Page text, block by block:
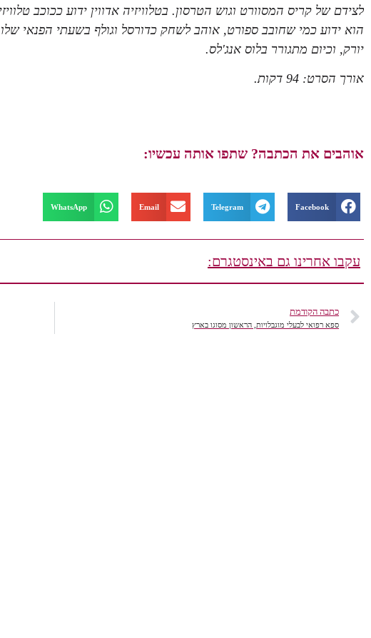
לצידם של קריס המסוורט וגוש הטרסון. בטלוויזיה אדווין ידוע ככוכב
הוא ידוע כמי שחובב ספורט, אוהב לשחק כדורסל וגולף בשעתי הפנאי שלו.
יורק, וכיום מתגורר בלוס אנג'לס.
אורך הסרט: 94 דקות.
אוהבים את הכתבה? שתפו אותה עכשיו:
Facebook
Telegram
Email
WhatsApp
עקבו אחרינו גם באינסטגרם:
כתבה הקודמת
ספא רפואי לבעלי מוגבלויות, הראשון מסוגו בארץ